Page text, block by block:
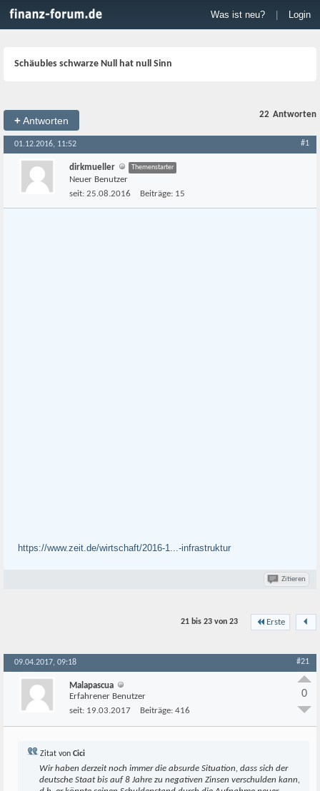
Was ist neu? Login
Schäubles schwarze Null hat null Sinn
+Antworten
22 Antworten
01.12.2016, 11:52 #1
dirkmueller Themenstarter
Neuer Benutzer
seit: 25.08.2016 Beiträge: 15
https://www.zeit.de/wirtschaft/2016-1...-infrastruktur
Zitieren
Erste
21 bis 23 von 23
09.04.2017, 09:18 #21
Malapascua
Erfahrener Benutzer
seit: 19.03.2017 Beiträge: 416
0
Zitat von Cici
Wir haben derzeit noch immer die absurde Situation, dass sich der
deutsche Staat bis auf 8 Jahre zu negativen Zinsen verschulden kann,